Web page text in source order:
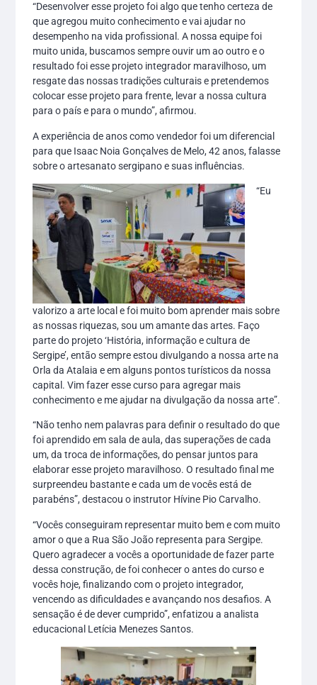
“Desenvolver esse projeto foi algo que tenho certeza de
que agregou muito conhecimento e vai ajudar no
desempenho na vida profissional. A nossa equipe foi
muito unida, buscamos sempre ouvir um ao outro e o
resultado foi esse projeto integrador maravilhoso, um
resgate das nossas tradições culturais e pretendemos
colocar esse projeto para frente, levar a nossa cultura
para o país e para o mundo”, afirmou.
A experiência de anos como vendedor foi um diferencial
para que Isaac Noia Gonçalves de Melo, 42 anos, falasse
sobre o artesanato sergipano e suas influências.
“Eu
valorizo a arte local e foi muito bom aprender mais sobre
as nossas riquezas, sou um amante das artes. Faço
parte do projeto ‘História, informação e cultura de
Sergipe’, então sempre estou divulgando a nossa arte na
Orla da Atalaia e em alguns pontos turísticos da nossa
capital. Vim fazer esse curso para agregar mais
conhecimento e me ajudar na divulgação da nossa arte”.
“Não tenho nem palavras para definir o resultado do que
foi aprendido em sala de aula, das superações de cada
um, da troca de informações, do pensar juntos para
elaborar esse projeto maravilhoso. O resultado final me
surpreendeu bastante e cada um de vocês está de
parabéns”, destacou o instrutor Hívine Pio Carvalho.
“Vocês conseguiram representar muito bem e com muito
amor o que a Rua São João representa para Sergipe.
Quero agradecer a vocês a oportunidade de fazer parte
dessa construção, de foi conhecer o antes do curso e
vocês hoje, finalizando com o projeto integrador,
vencendo as dificuldades e avançando nos desafios. A
sensação é de dever cumprido”, enfatizou a analista
educacional Letícia Menezes Santos.